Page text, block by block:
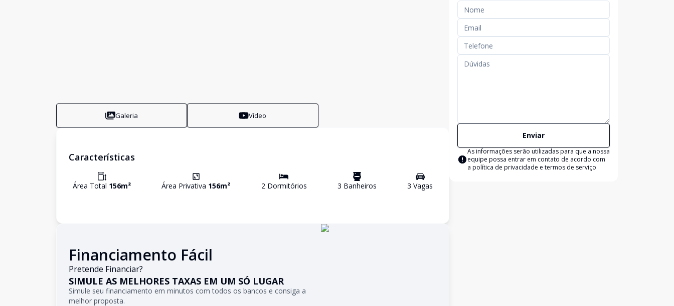
Galeria Vídeo
Características
Área Total 156m² Área Privativa 156m² 2Dormitórios 3 Banheiros 3 Vagas
Financiamento Fácil
Pretende Financiar?
SIMULE AS MELHORES TAXAS EM UM SÓ LUGAR
Simule seu financiamento em minutos com todos os bancos e consiga a
melhor proposta.
Enviar
As informações serão utilizadas para que a nossa
equipe possa entrar em contato de acordo com
a política de privacidade e termos de serviço